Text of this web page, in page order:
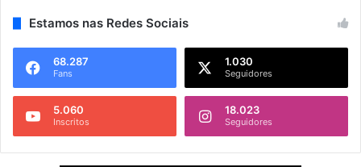
Estamos nas Redes Sociais
68.287
Fans
1.030
Seguidores
5.060
Inscritos
18.023
Seguidores